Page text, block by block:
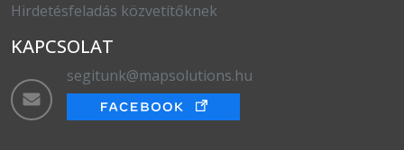
Hirdetésfeladás közvetítőknek
KAPCSOLAT
segitunk@mapsolutions.hu